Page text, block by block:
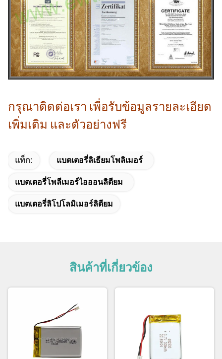
กรุณาติดต่อเรา เพื่อรับข้อมูลรายละเอียด
เพิ่มเติม และตัวอย่างฟรี
แท็ก: แบตเตอรี่ลิเธียมโพลิเมอร์
แบตเตอรี่โพลีเมอร์ไอออนลิตียม
แบตเตอรี่ลิโปโลมิเมอร์ลิตียม
สินค้าที่เกี่ยวข้อง